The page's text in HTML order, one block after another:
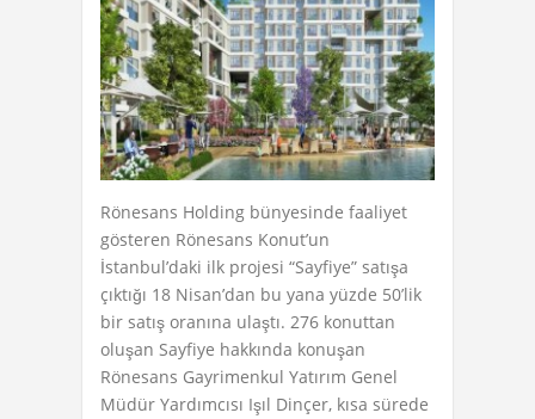
Rönesans Holding bünyesinde faaliyet
gösteren Rönesans Konut’un
İstanbul’daki ilk projesi “Sayfiye” satışa
çıktığı 18 Nisan’dan bu yana yüzde 50’lik
bir satış oranına ulaştı. 276 konuttan
oluşan Sayfiye hakkında konuşan
Rönesans Gayrimenkul Yatırım Genel
Müdür Yardımcısı Işıl Dinçer, kısa sürede